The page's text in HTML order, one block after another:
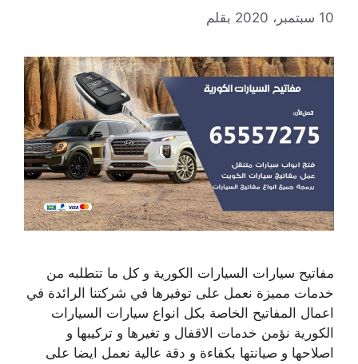
10 سبتمبر، 2020 بقلم
مفاتيح سيارات السيارات الكورية و كل ما تتطلبه من
خدمات مميزة نعمل على توفيرها في شركتنا الرائدة في
اعمال المفاتيح الخاصة بكل انواع سيارات السيارات
الكورية نؤمن خدمات الاقفال و تغيرها و تركيبها و
اصلاحها و صيانتها بكفاءة و دقة عالية نعمل ايضا على